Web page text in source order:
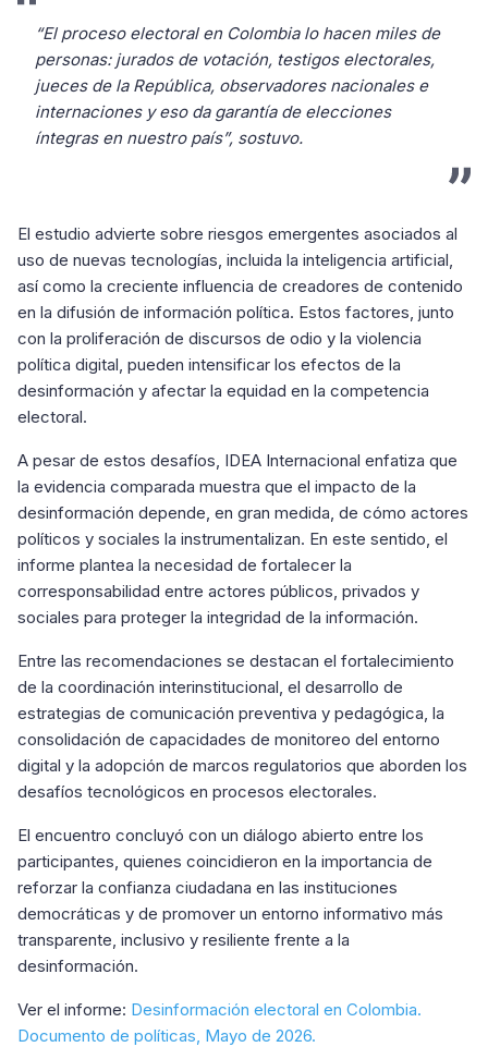
“El proceso electoral en Colombia lo hacen miles de
personas: jurados de votación, testigos electorales,
jueces de la República, observadores nacionales e
internaciones y eso da garantía de elecciones
íntegras en nuestro país”, sostuvo.
El estudio advierte sobre riesgos emergentes asociados al
uso de nuevas tecnologías, incluida la inteligencia artificial,
así como la creciente influencia de creadores de contenido
en la difusión de información política. Estos factores, junto
con la proliferación de discursos de odio y la violencia
política digital, pueden intensificar los efectos de la
desinformación y afectar la equidad en la competencia
electoral.
A pesar de estos desafíos, IDEA Internacional enfatiza que
la evidencia comparada muestra que el impacto de la
desinformación depende, en gran medida, de cómo actores
políticos y sociales la instrumentalizan. En este sentido, el
informe plantea la necesidad de fortalecer la
corresponsabilidad entre actores públicos, privados y
sociales para proteger la integridad de la información.
Entre las recomendaciones se destacan el fortalecimiento
de la coordinación interinstitucional, el desarrollo de
estrategias de comunicación preventiva y pedagógica, la
consolidación de capacidades de monitoreo del entorno
digital y la adopción de marcos regulatorios que aborden los
desafíos tecnológicos en procesos electorales.
El encuentro concluyó con un diálogo abierto entre los
participantes, quienes coincidieron en la importancia de
reforzar la confianza ciudadana en las instituciones
democráticas y de promover un entorno informativo más
transparente, inclusivo y resiliente frente a la
desinformación.
Ver el informe: Desinformación electoral en Colombia.
Documento de políticas, Mayo de 2026.